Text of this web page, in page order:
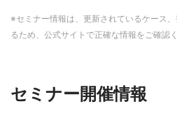
※セミナー情報は、更新されているケース
るため、公式サイトで正確な情報をご確認く
セミナー開催情報